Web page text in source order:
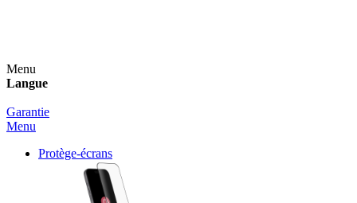
Menu
Langue
Garantie
Menu
Protège-écrans